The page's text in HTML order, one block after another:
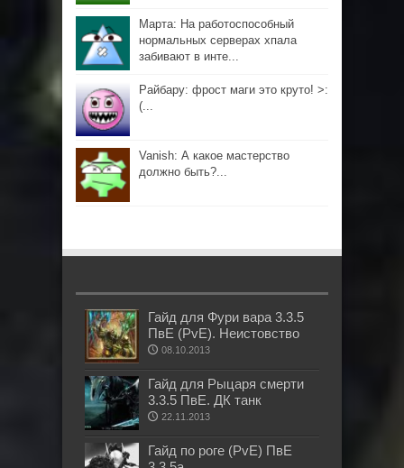
Марта: На работоспособный
нормальных серверах хпала
забивают в инте...
Райбару: фрост маги это круто! >:
(...
Vanish: А какое мастерство
должно быть?...
Гайд для Фури вара 3.3.5
ПвЕ (PvE). Неистовство
08.10.2013
Гайд для Рыцаря смерти
3.3.5 ПвЕ. ДК танк
22.11.2013
Гайд по роге (PvE) ПвЕ